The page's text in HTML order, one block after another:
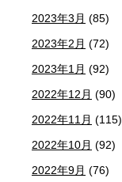
2023年3月 (85)
2023年2月 (72)
2023年1月 (92)
2022年12月 (90)
2022年11月 (115)
2022年10月 (92)
2022年9月 (76)